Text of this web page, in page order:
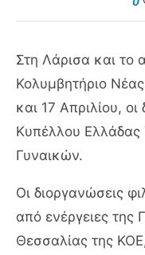
Στη Λάρισα και το
Κολυμβητήριο
και 17 Απριλίου,
Κυπέλλου Ελλάδας
Γυναικών.
Οι διοργανώσεις
από ενέργειες της
Θεσσαλίας της